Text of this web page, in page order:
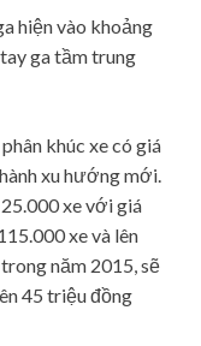
hiện vào khoảng
ga tầm trung
khúc xe có giá
xu hướng mới.
xe với giá
xe và lên
năm 2015, sẽ
45 triệu đồng